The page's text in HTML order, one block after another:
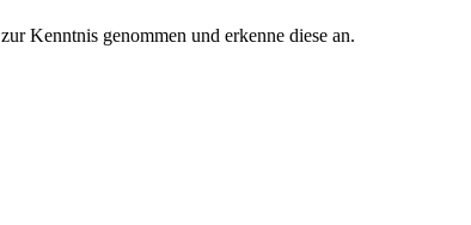
zur Kenntnis genommen und erkenne diese an.